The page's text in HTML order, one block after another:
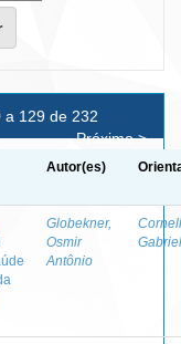
a 129 de 232
Próximo >
Autor(es)
Globekner,
Osmir
Antônio